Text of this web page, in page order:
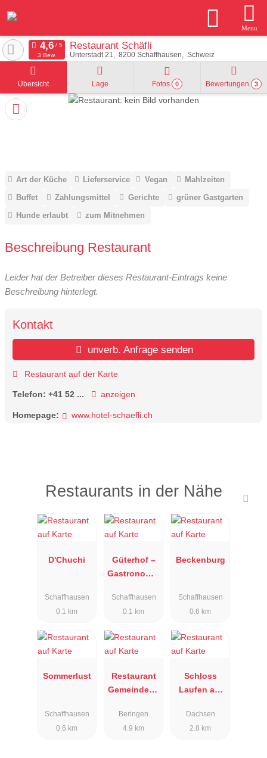
Menu
Restaurant Schäfli
Unterstadt 21 8200 Schaffhausen Schweiz
3 Bew.
Übersicht Lage Fotos 0 Bewertungen 3
Art der Küche Lieferservice Vegan
Mahlzeiten
Buffet
Zahlungsmittel Gerichte
grüner Gastgarten
Hunde erlaubt
zum Mitnehmen
Beschreibung Restaurant
Leider hat der Betreiber dieses Restaurant-Eintrags keine
Beschreibung hinterlegt.
Kontakt
unverb. Anfrage senden
Restaurant auf der Karte
Telefon: +41 52 ... anzeigen
Homepage: www.hotel-schaefli.ch
Restaurants in der Nähe
D'Chuchi
Schaffhausen
0.1 km
Güterhof –
Gastronomie
Schaffhausen
0.1 km
Beckenburg
Schaffhausen
0.6 km
Sommerlust
Schaffhausen
0.6 km
Restaurant
Gemeindeha
Beringen
4.9 km
Schloss
Laufen am
Dachsen
2.8 km